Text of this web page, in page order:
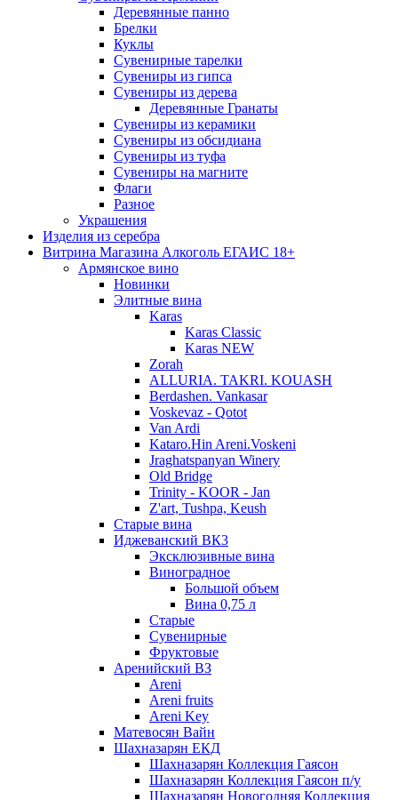
Деревянные панно
Брелки
Куклы
Сувенирные тарелки
Сувениры из гипса
Сувениры из дерева
Деревянные Гранаты
Сувениры из керамики
Сувениры из обсидиана
Сувениры из туфа
Сувениры на магните
Флаги
Разное
Украшения
Изделия из серебра
Витрина Магазина Алкоголь ЕГАИС 18+
Армянское вино
Новинки
Элитные вина
Karas
Karas Classic
Karas NEW
Zorah
ALLURIA. TAKRI. KOUASH
Berdashen. Vankasar
Voskevaz - Qotot
Van Ardi
Kataro.Hin Areni.Voskeni
Jraghatspanyan Winery
Old Bridge
Trinity - KOOR - Jan
Z'art, Tushpa, Keush
Старые вина
Иджеванский ВК3
Эксклюзивные вина
Виноградное
Большой объем
Вина 0,75 л
Старые
Сувенирные
Фруктовые
Аренийский ВЗ
Areni
Areni fruits
Areni Key
Матевосян Вайн
Шахназарян ЕКД
Шахназарян Коллекция Гаясон
Шахназарян Коллекция Гаясон п/у
Шахназарян Новогодняя Коллекция